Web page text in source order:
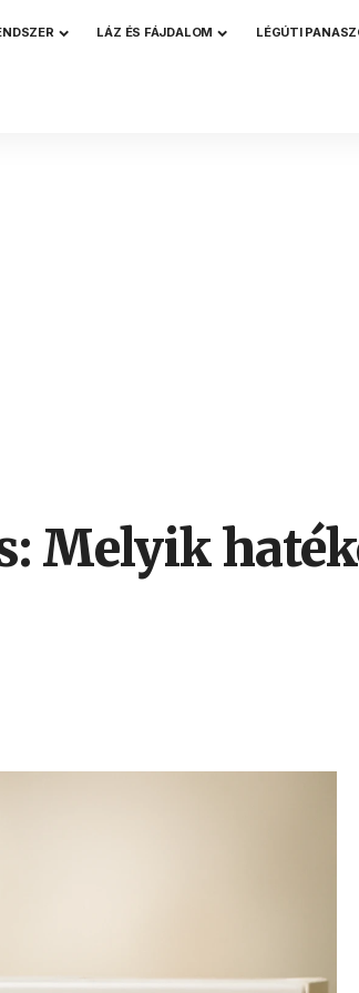
LÁZ ÉS FÁJDALOM LÉGÚTI
Melyik